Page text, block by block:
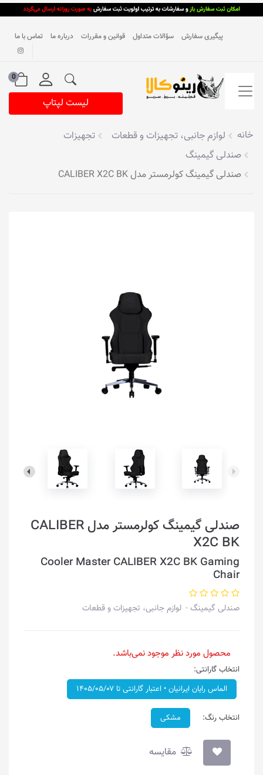
پیگیری سفارش سؤالات متداول قوانین و مقررات درباره ما تماس با ما
0
لیست لپتاپ
خانه لوازم جانبی، تجهیزات و قطعات
تجهیزات
صندلی گیمینگ
صندلی گیمینگ کولرمستر مدل CALIBER X2C BK
صندلی گیمینگ کولرمستر مدل CALIBER
X2C BK
Cooler Master CALIBER X2C BK Gaming
Chair
صندلی گیمینگ لوازم جانبی، تجهیزات و قطعات
محصول مورد نظر موجود نمی‌باشد.
انتخاب گارانتی:
الماس رایان ایرانیان • اعتبار گارانتی تا ۱۴۰۵/۰۵/۰۷
انتخاب رنگ: مشکی
مقایسه